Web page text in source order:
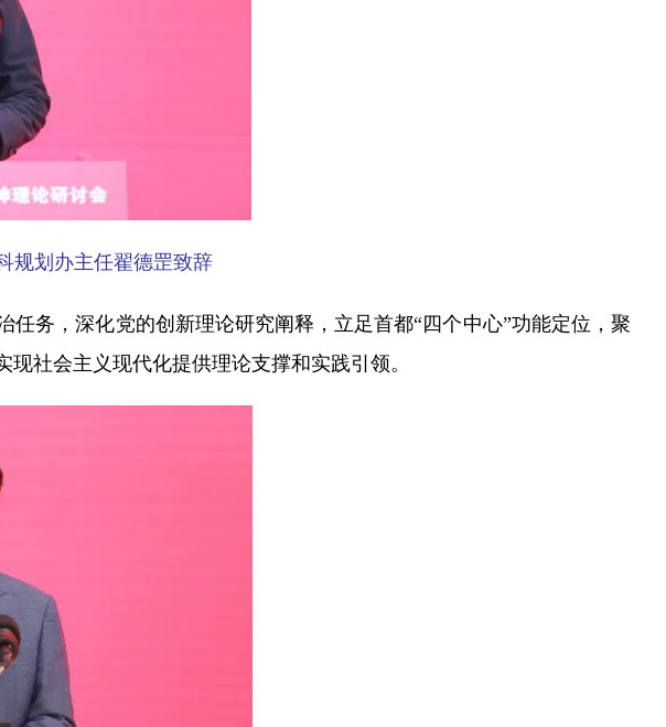
规划办主任翟德罡致辞
务，深化党的创新理论研究阐释，立足首都“四个中心”功能定位，聚
社会主义现代化提供理论支撑和实践引领。